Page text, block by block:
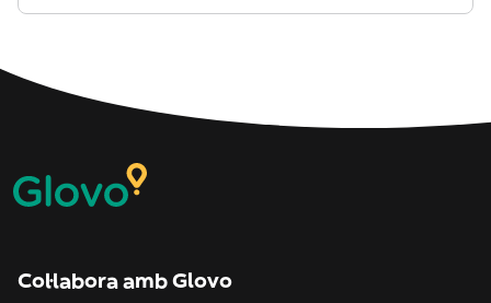
Col·labora amb Glovo